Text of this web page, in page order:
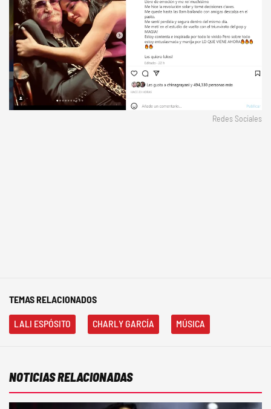
Redes Sociales
TEMAS RELACIONADOS
LALI ESPÓSITO CHARLY GARCÍA MÚSICA
NOTICIAS RELACIONADAS